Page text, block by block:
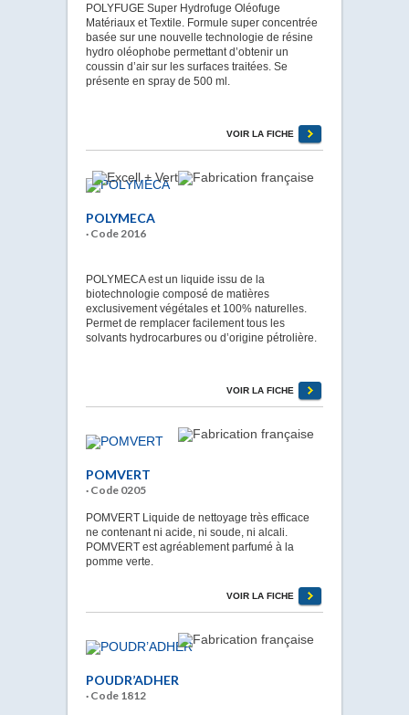
POLYFUGE Super Hydrofuge Oléofuge
Matériaux et Textile. Formule super concentrée
basée sur une nouvelle technologie de résine
hydro oléophobe permettant d’obtenir un
coussin d’air sur les surfaces traitées. Se
présente en spray de 500 ml.
VOIR LA FICHE
POLYMECA
· Code 2016
POLYMECA est un liquide issu de la
biotechnologie composé de matières
exclusivement végétales et 100% naturelles.
Permet de remplacer facilement tous les
solvants hydrocarbures ou d’origine pétrolière.
VOIR LA FICHE
POMVERT
· Code 0205
POMVERT Liquide de nettoyage très efficace
ne contenant ni acide, ni soude, ni alcali.
POMVERT est agréablement parfumé à la
pomme verte.
VOIR LA FICHE
POUDR’ADHER
· Code 1812